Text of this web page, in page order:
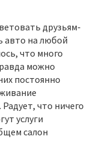
друзьям-
авто на любой
что много
можно
постоянно
что ничего
услуги
салон